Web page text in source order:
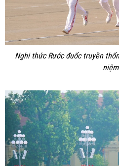
Nghi thức Rước đuốc truyền
niệm